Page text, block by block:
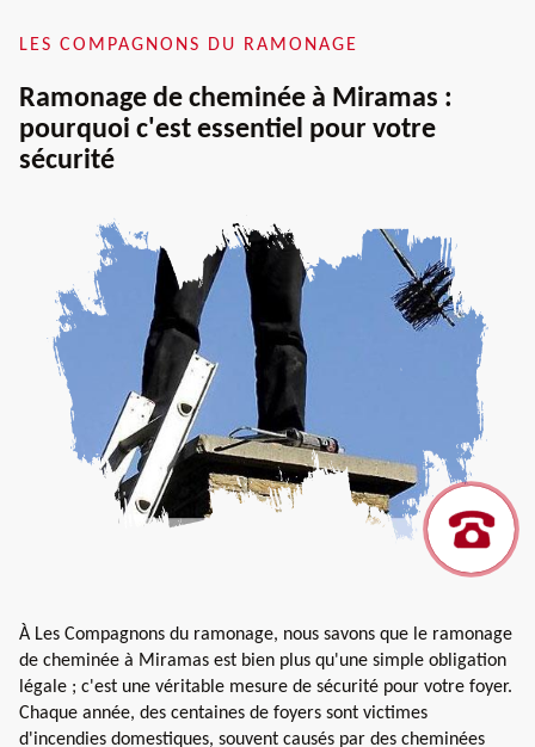
LES COMPAGNONS DU RAMONAGE
Ramonage de cheminée à Miramas :
pourquoi c'est essentiel pour votre
sécurité
À Les Compagnons du ramonage, nous savons que le ramonage
de cheminée à Miramas est bien plus qu'une simple obligation
légale ; c'est une véritable mesure de sécurité pour votre foyer.
Chaque année, des centaines de foyers sont victimes
d'incendies domestiques, souvent causés par des cheminées